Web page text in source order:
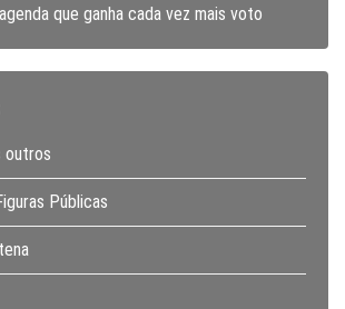
que ganha cada vez mais voto
outros
Públicas